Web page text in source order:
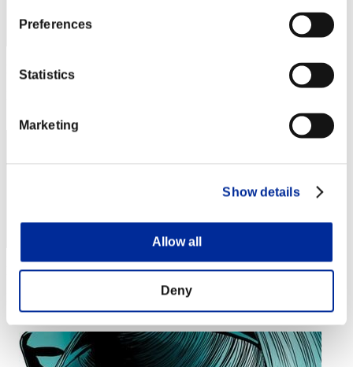
Preferences
Statistics
Marketing
Show details
Allow all
Deny
Puntos: -
Puntos: -
14